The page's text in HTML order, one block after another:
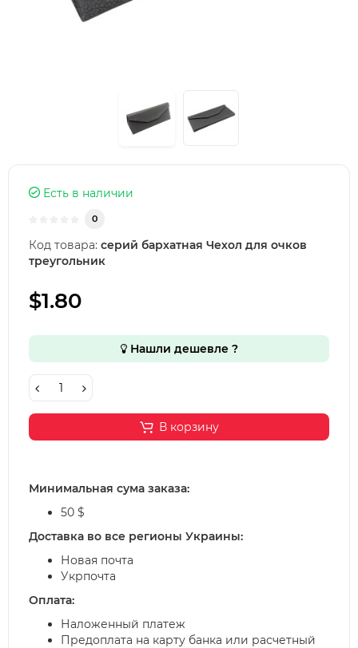
Есть в наличии
0
Код товара: серий бархатная Чехол для очков
треугольник
$1.80
Нашли дешевле ?
В корзину
Минимальная сума заказа:
50 $
Доставка во все регионы Украины:
Новая почта
Укрпочта
Оплата:
Наложенный платеж
Предоплата на карту банка или расчетный